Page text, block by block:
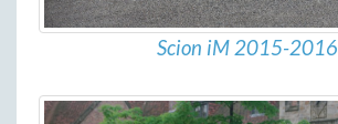
Scion iM 2015-2016